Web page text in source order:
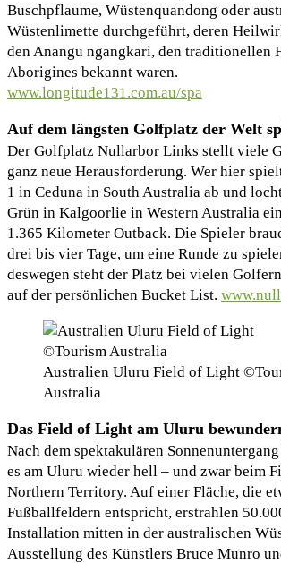
Buschpflaume, Wüstenquandong oder
Wüstenlimette durchgeführt, deren
den Anangu ngangkari, den traditionellen
Aborigines bekannt waren.
www.longitude131.com.au/spa
Auf dem längsten Golfplatz der Welt
Der Golfplatz Nullarbor Links stellt viele
ganz neue Herausforderung. Wer hier
1 in Ceduna in South Australia ab und
Grün in Kalgoorlie in Western Australia
1.365 Kilometer Outback. Die Spieler
drei bis vier Tage, um eine Runde zu
deswegen steht der Platz bei vielen
auf der persönlichen Bucket List.
Australien Uluru Field of Light
Australia
Das Field of Light am Uluru
Nach dem spektakulären
es am Uluru wieder hell – und zwar beim
Northern Territory. Auf einer Fläche, die
Fußballfeldern entspricht, erstrahlen
Installation mitten in der australischen
Ausstellung des Künstlers Bruce Munro